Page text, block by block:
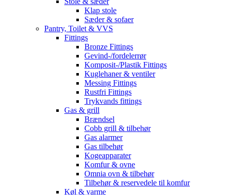
Klap stole
Sæder & sofaer
Pantry, Toilet & VVS
Fittings
Bronze Fittings
Gevind-/fordelerrør
Komposit-/Plastik Fittings
Kuglehaner & ventiler
Messing Fittings
Rustfri Fittings
Trykvands fittings
Gas & grill
Brændsel
Cobb grill & tilbehør
Gas alarmer
Gas tilbehør
Kogeapparater
Komfur & ovne
Omnia ovn & tilbehør
Tilbehør & reservedele til komfur
Køl & varme